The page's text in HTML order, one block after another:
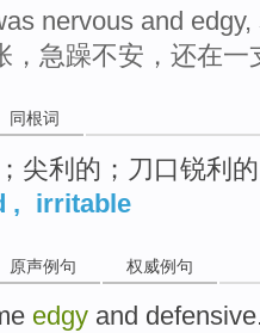
nervous and
，急躁不安，还在一
同根词
尖利的；刀口锐利的
, irritable
原声例句 权威例句
edgy and defensive